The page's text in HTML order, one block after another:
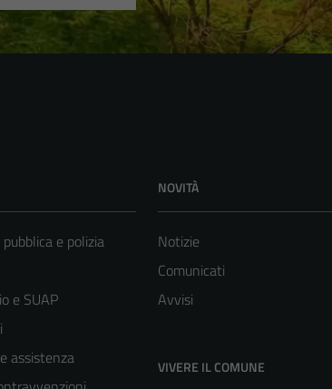
e polizia
e SUAP
assistenza
NOVITÀ
Notizie
Comunicati
Avvisi
VIVERE IL COMUNE